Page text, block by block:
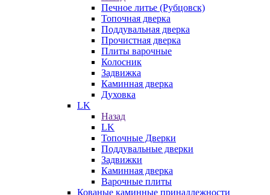
Печное литье (Рубцовск)
Топочная дверка
Поддувальная дверка
Прочистная дверка
Плиты варочные
Колосник
Задвижка
Каминная дверка
Духовка
LK
Назад
LK
Топочные Дверки
Поддувальные дверки
Задвижки
Каминная дверка
Варочные плиты
Кованые каминные принадлежности